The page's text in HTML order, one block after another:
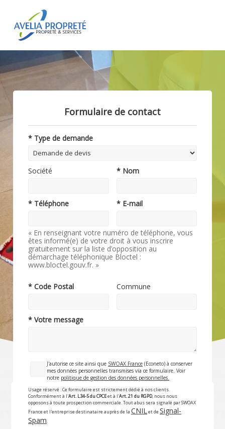
Formulaire de contact
* Type de demande
Société * Nom
* Téléphone * E-mail
« En renseignant votre numéro de téléphone, vous
êtes informé(e) de votre droit à vous inscrire
gratuitement sur la liste d’opposition au
démarchage téléphonique Bloctel :
www.bloctel.gouv.fr. »
* Code Postal Commune
* Votre message
J'autorise ce site ainsi que SWOAX France (Econeto) à conserver
mes données personnelles transmises via ce formulaire. Voir
notre politique de gestion des données personnelles.
Usage réservé : Ce formulaire est strictement dédié à nos clients.
Conformément à l'Art. L34-5 du CPCEet à l'Art. 21 du RGPD, nous nous
opposons à toute prospection commerciale. Tout abus sera signalé par SWOAX
France et l'entreprise destinataire auprès de la CNILet de Signal-
Spam.